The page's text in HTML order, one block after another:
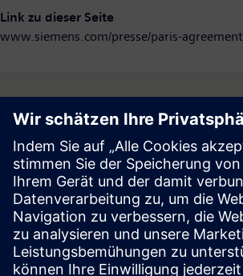
Link zu dieser Seite
www.siemens.com/presse/paris-agreement
Follow
Press | Company | Siemens
© Siemens 1996 – 2026